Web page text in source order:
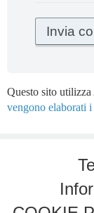
Questo sito
vengono elaborati